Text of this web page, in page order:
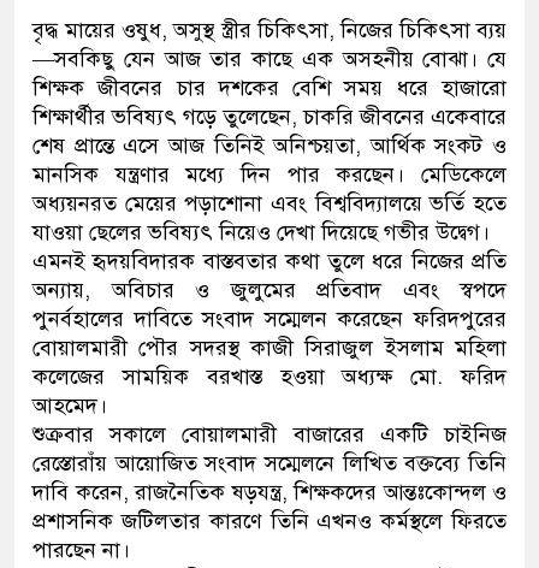
বৃদ্ধ মায়ের ওষুধ, অসুস্থ স্ত্রীর চিকিৎসা, নিজের চিকিৎসা ব্যয়
—সবকিছু যেন আজ তার কাছে এক অসহনীয় বোঝা। যে
শিক্ষক জীবনের চার দশকের বেশি সময় ধরে হাজারো
শিক্ষার্থীর ভবিষ্যৎ গড়ে তুলেছেন, চাকরি জীবনের একেবারে
শেষ প্রান্তে এসে আজ তিনিই অনিশ্চয়তা, আর্থিক সংকট ও
মানসিক যন্ত্রণার মধ্যে দিন পার করছেন। মেডিকেলে
অধ্যয়নরত মেয়ের পড়াশোনা এবং বিশ্ববিদ্যালয়ে ভর্তি হতে
যাওয়া ছেলের ভবিষ্যৎ নিয়েও দেখা দিয়েছে গভীর উদ্বেগ।
এমনই হৃদয়বিদারক বাস্তবতার কথা তুলে ধরে নিজের প্রতি
অন্যায়, অবিচার ও জুলুমের প্রতিবাদ এবং স্বপদে
পুনর্বহালের দাবিতে সংবাদ সম্মেলন করেছেন ফরিদপুরের
বোয়ালমারী পৌর সদরস্থ কাজী সিরাজুল ইসলাম মহিলা
কলেজের সাময়িক বরখাস্ত হওয়া অধ্যক্ষ মো. ফরিদ
আহমেদ।
শুক্রবার সকালে বোয়ালমারী বাজারের একটি চাইনিজ
রেস্তোরাঁয় আয়োজিত সংবাদ সম্মেলনে লিখিত বক্তব্যে তিনি
দাবি করেন, রাজনৈতিক ষড়যন্ত্র, শিক্ষকদের আন্তঃকোন্দল ও
প্রশাসনিক জটিলতার কারণে তিনি এখনও কর্মস্থলে ফিরতে
পারছেন না।